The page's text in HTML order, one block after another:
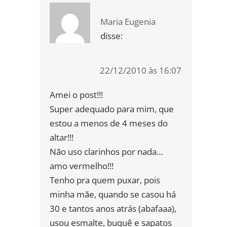
Maria Eugenia
disse:
22/12/2010 às 16:07
Amei o post!!!
Super adequado para mim, que
estou a menos de 4 meses do
altar!!!
Não uso clarinhos por nada…
amo vermelho!!!
Tenho pra quem puxar, pois
minha mãe, quando se casou há
30 e tantos anos atrás (abafaaa),
usou esmalte, buquê e sapatos